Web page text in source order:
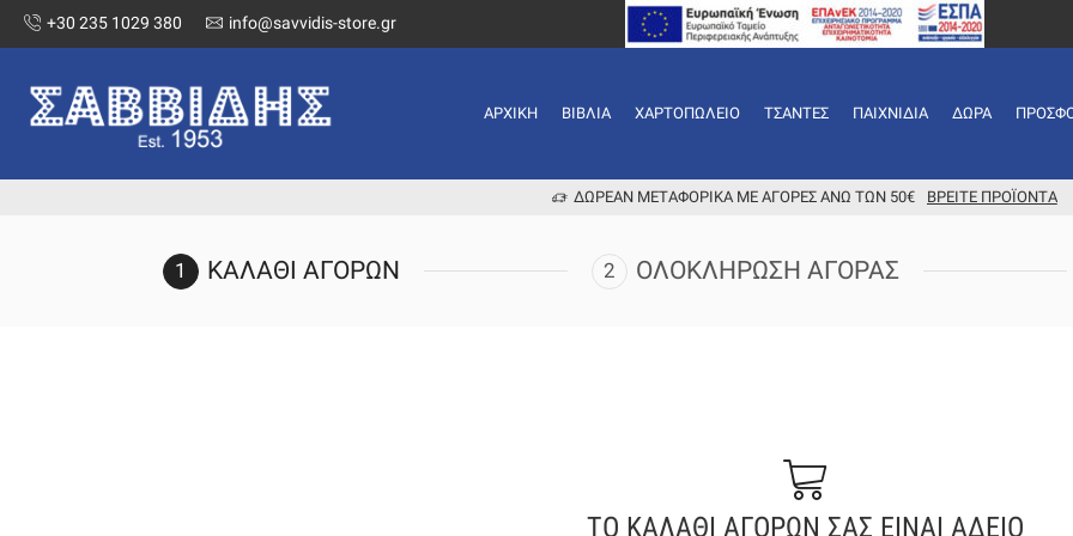
+30 235 1029 380 info@savvidis-store.gr
ΑΡΧΙΚΉ ΒΙΒΛΊΑ ΧΑΡΤΟΠΩΛΕΊΟ ΤΣΆΝΤΕΣ ΠΑΙΧΝΊΔΙΑ ΔΏΡΑ
ΔΩΡΕΆΝ ΜΕΤΑΦΟΡΙΚΆ ΜΕ ΑΓΟΡΈΣ ΆΝΩ ΤΩΝ 50€ ΒΡΕΊΤΕ ΠΡΟΪΌΝΤΑ
ΚΑΛΆΘΙ ΑΓΟΡΏΝ ΟΛΟΚΛΉΡΩΣΗ ΑΓΟΡΆΣ
ΤΟ ΚΑΛΑΘΙ ΑΓΟΡΩΝ ΣΑΣ ΕΙΝΑΙ ΑΔΕΙΟ